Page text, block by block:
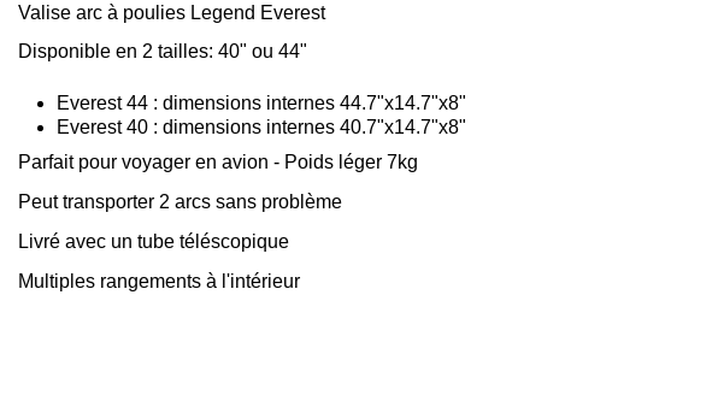
Valise arc à poulies Legend Everest
Disponible en 2 tailles: 40" ou 44"
Everest 44 : dimensions internes 44.7"x14.7"x8"
Everest 40 : dimensions internes 40.7"x14.7"x8"
Parfait pour voyager en avion - Poids léger 7kg
Peut transporter 2 arcs sans problème
Livré avec un tube téléscopique
Multiples rangements à l'intérieur